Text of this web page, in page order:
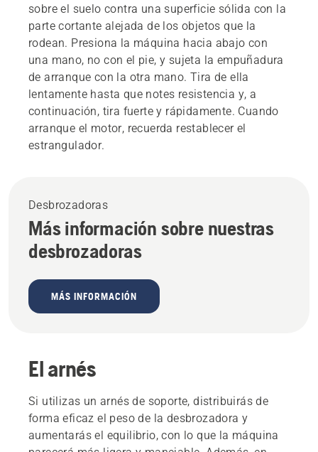
sobre el suelo contra una superficie sólida con la
parte cortante alejada de los objetos que la
rodean. Presiona la máquina hacia abajo con
una mano, no con el pie, y sujeta la empuñadura
de arranque con la otra mano. Tira de ella
lentamente hasta que notes resistencia y, a
continuación, tira fuerte y rápidamente. Cuando
arranque el motor, recuerda restablecer el
estrangulador.
Desbrozadoras
Más información sobre nuestras
desbrozadoras
MÁS INFORMACIÓN
El arnés
Si utilizas un arnés de soporte, distribuirás de
forma eficaz el peso de la desbrozadora y
aumentarás el equilibrio, con lo que la máquina